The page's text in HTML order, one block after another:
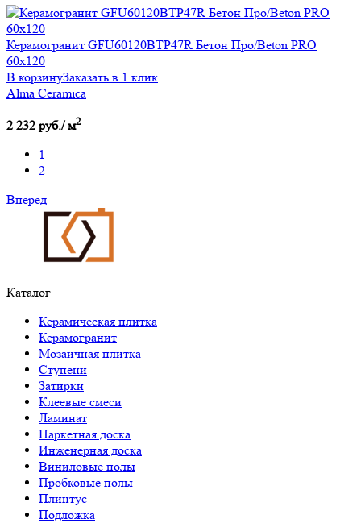
Керамогранит GFU60120BTP47R Бетон Про/Beton PRO
60х120
В корзинуЗаказать в 1 клик
Alma Ceramica
2 232 руб./ м2
1
2
Вперед
Каталог
Керамическая плитка
Керамогранит
Мозаичная плитка
Ступени
Затирки
Клеевые смеси
Ламинат
Паркетная доска
Инженерная доска
Виниловые полы
Пробковые полы
Плинтус
Подложка